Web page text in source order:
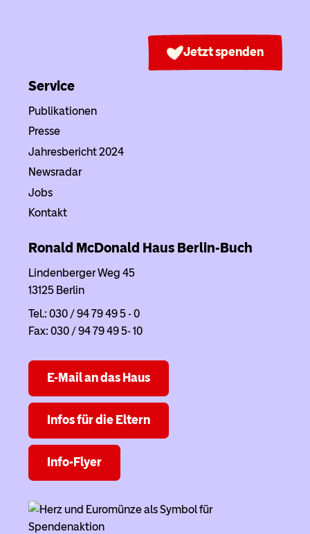
Jetzt spenden
Service
Publikationen
Presse
Jahresbericht 2024
Newsradar
Jobs
Kontakt
Ronald McDonald Haus Berlin-Buch
Lindenberger Weg 45
13125 Berlin
Tel.: 030 / 94 79 49 5 - 0
Fax: 030 / 94 79 49 5- 10
E-Mail an das Haus
Infos für die Eltern
Info-Flyer